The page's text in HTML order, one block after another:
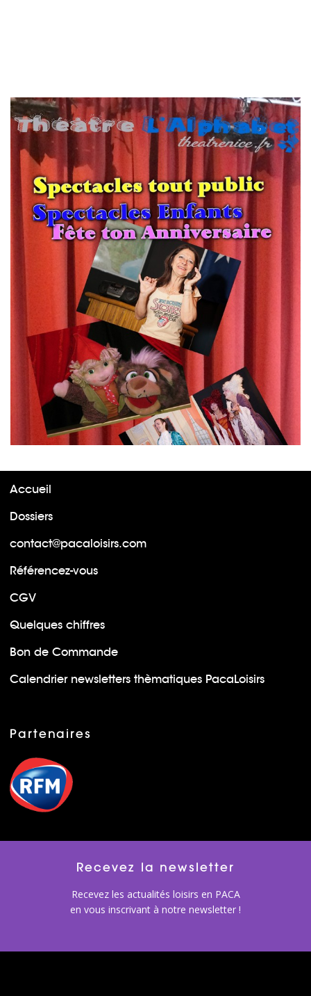
Accueil
Dossiers
contact@pacaloisirs.com
Référencez-vous
CGV
Quelques chiffres
Bon de Commande
Calendrier newsletters thèmatiques PacaLoisirs
Partenaires
Recevez la newsletter
Recevez les actualités loisirs en PACA
en vous inscrivant à notre newsletter !